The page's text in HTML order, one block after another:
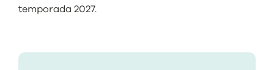
temporada 2027.